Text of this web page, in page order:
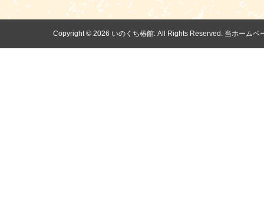
Copyright ©2026 いのくち椿館. All Rights Reserved. 当ホーム